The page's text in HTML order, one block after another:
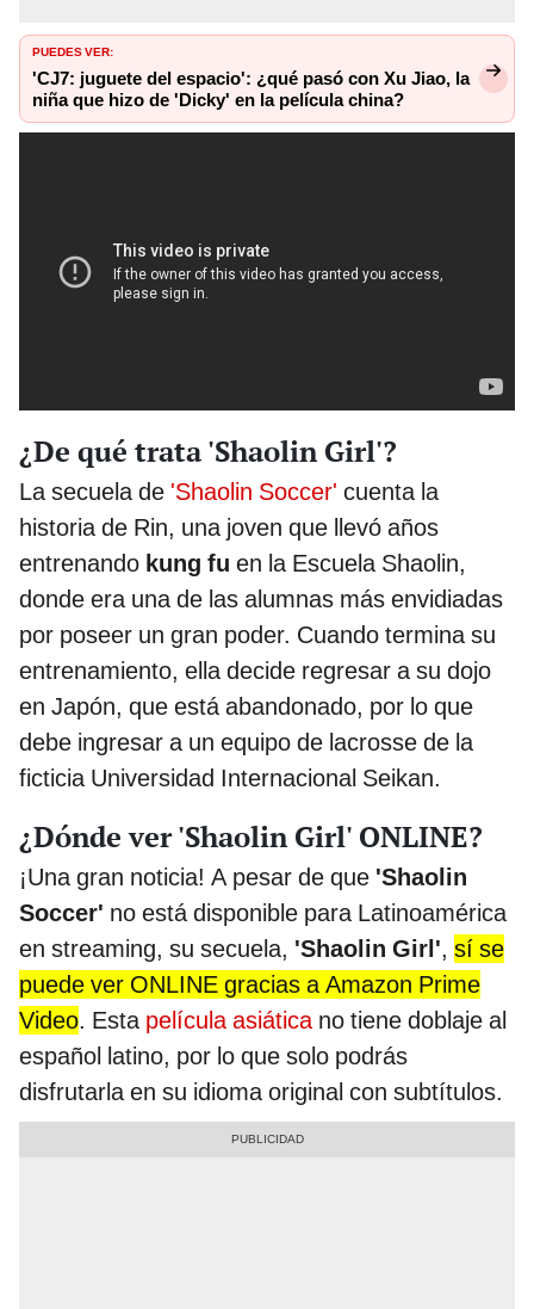
PUEDES VER:
'CJ7: juguete del espacio': ¿qué pasó con Xu Jiao, la
niña que hizo de 'Dicky' en la película china?
¿De qué trata 'Shaolin Girl'?
La secuela de 'Shaolin Soccer' cuenta la
historia de Rin, una joven que llevó años
entrenando kung fu en la Escuela Shaolin,
donde era una de las alumnas más envidiadas
por poseer un gran poder. Cuando termina su
entrenamiento, ella decide regresar a su dojo
en Japón, que está abandonado, por lo que
debe ingresar a un equipo de lacrosse de la
ficticia Universidad Internacional Seikan.
¿Dónde ver 'Shaolin Girl' ONLINE?
¡Una gran noticia! A pesar de que 'Shaolin
Soccer' no está disponible para Latinoamérica
en streaming, su secuela, 'Shaolin Girl', sí se
puede ver ONLINE gracias a Amazon Prime
Video. Esta película asiáticano tiene doblaje al
español latino, por lo que solo podrás
disfrutarla en su idioma original con subtítulos.